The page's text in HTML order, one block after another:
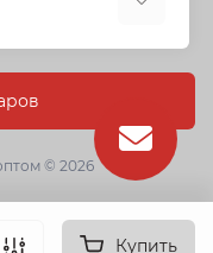
Купить
© 2026